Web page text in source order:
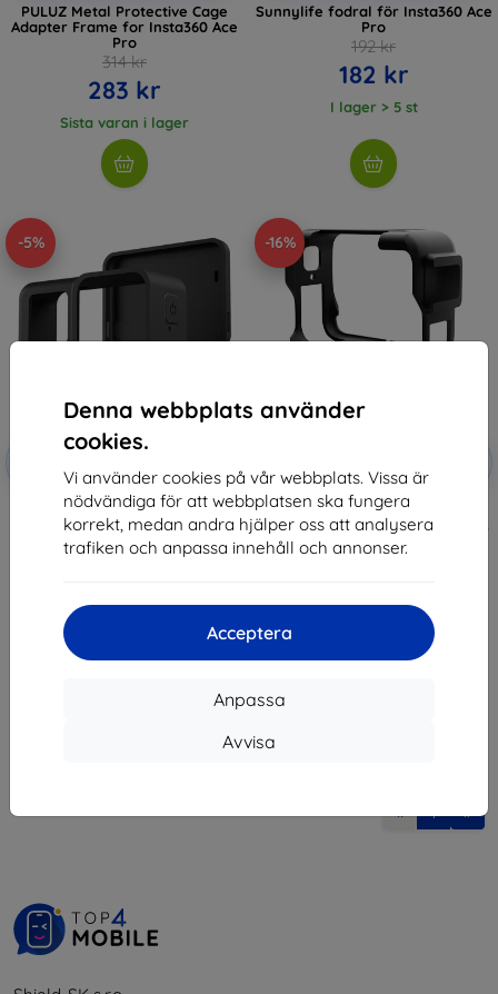
Denna webbplats använder
cookies.
Vi använder cookies på vår webbplats. Vissa är
nödvändiga för att webbplatsen ska fungera
korrekt, medan andra hjälper oss att analysera
trafiken och anpassa innehåll och annonser.
Acceptera
Anpassa
Avvisa
PULUZ Metal Protective Cage
Adapter Frame for Insta360 Ace
Pro
314 kr
283 kr
Sista varan i lager
Sunnylife fodral för Insta360 Ace
Pro
192 kr
182 kr
I lager > 5 st
-5%
Rabatt
kupong
TELESIN Silikonfodral för
Insta360 Ace Pro Kamera
147 kr
I lager > 5 st
-16%
kupong
PULUZ plastic housing for
Insta360 Ace Pro camera (black)
125 kr
I lager 3 st
« 1 »